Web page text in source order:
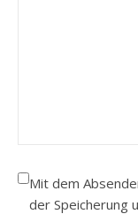
Mit dem
der Speicherung